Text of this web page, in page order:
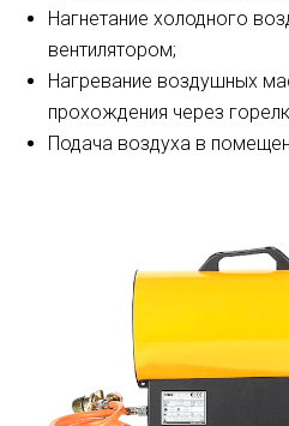
Нагнетание холодного
вентилятором;
Нагревание воздушных
прохождения через
Подача воздуха в